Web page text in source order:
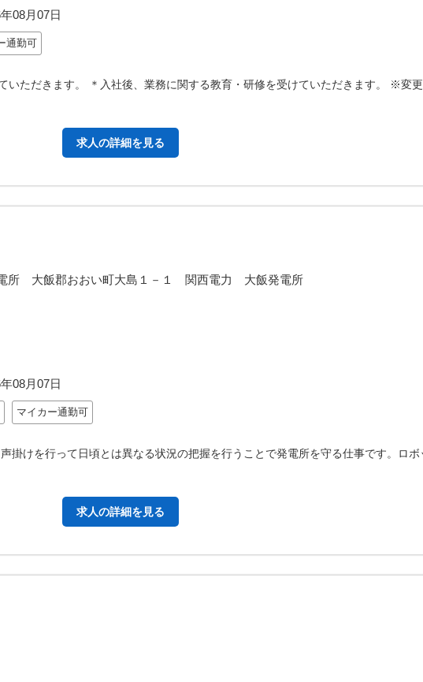
08月07日
通勤可
いただきます。 ＊入社後、業務に関する教育・研修を受けていただきます。 ※変
求人の詳細を見る
高浜発電所 大飯郡おおい町大島１－１ 関西電力 大飯
08月07日
マイカー通勤可
掛けを行って日頃とは異なる状況の把握を行うことで発電所を守る仕事です。ロ
求人の詳細を見る